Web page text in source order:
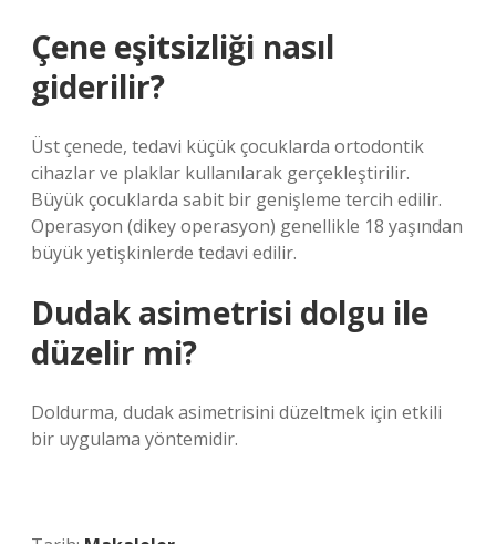
Çene eşitsizliği nasıl
giderilir?
Üst çenede, tedavi küçük çocuklarda ortodontik
cihazlar ve plaklar kullanılarak gerçekleştirilir.
Büyük çocuklarda sabit bir genişleme tercih edilir.
Operasyon (dikey operasyon) genellikle 18 yaşından
büyük yetişkinlerde tedavi edilir.
Dudak asimetrisi dolgu ile
düzelir mi?
Doldurma, dudak asimetrisini düzeltmek için etkili
bir uygulama yöntemidir.